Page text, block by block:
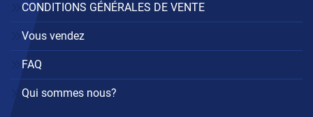
CONDITIONS GÉNÉRALES DE VENTE
Vous vendez
FAQ
Qui sommes nous?